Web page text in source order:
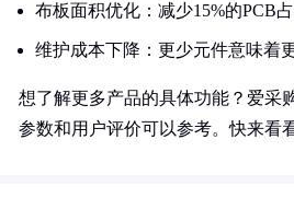
布板面积优化：减少15%的PCB
维护成本下降：更少元件意味着
想了解更多产品的具体功能？爱采
参数和用户评价可以参考。快来看